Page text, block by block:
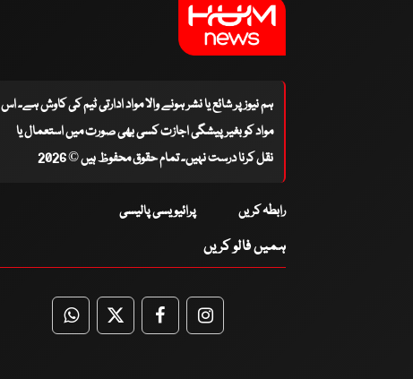
ہم نیوز پر شائع یا نشر ہونے والا مواد ادارتی ٹیم کی کاوش ہے۔ اس
مواد کو بغیر پیشگی اجازت کسی بھی صورت میں استعمال یا
نقل کرنا درست نہیں۔ تمام حقوق محفوظ ہیں © 2026
رابطہ کریں پرائیویسی پالیسی
ہمیں فالو کریں
WhatsApp
TwitterFacebookFacebook